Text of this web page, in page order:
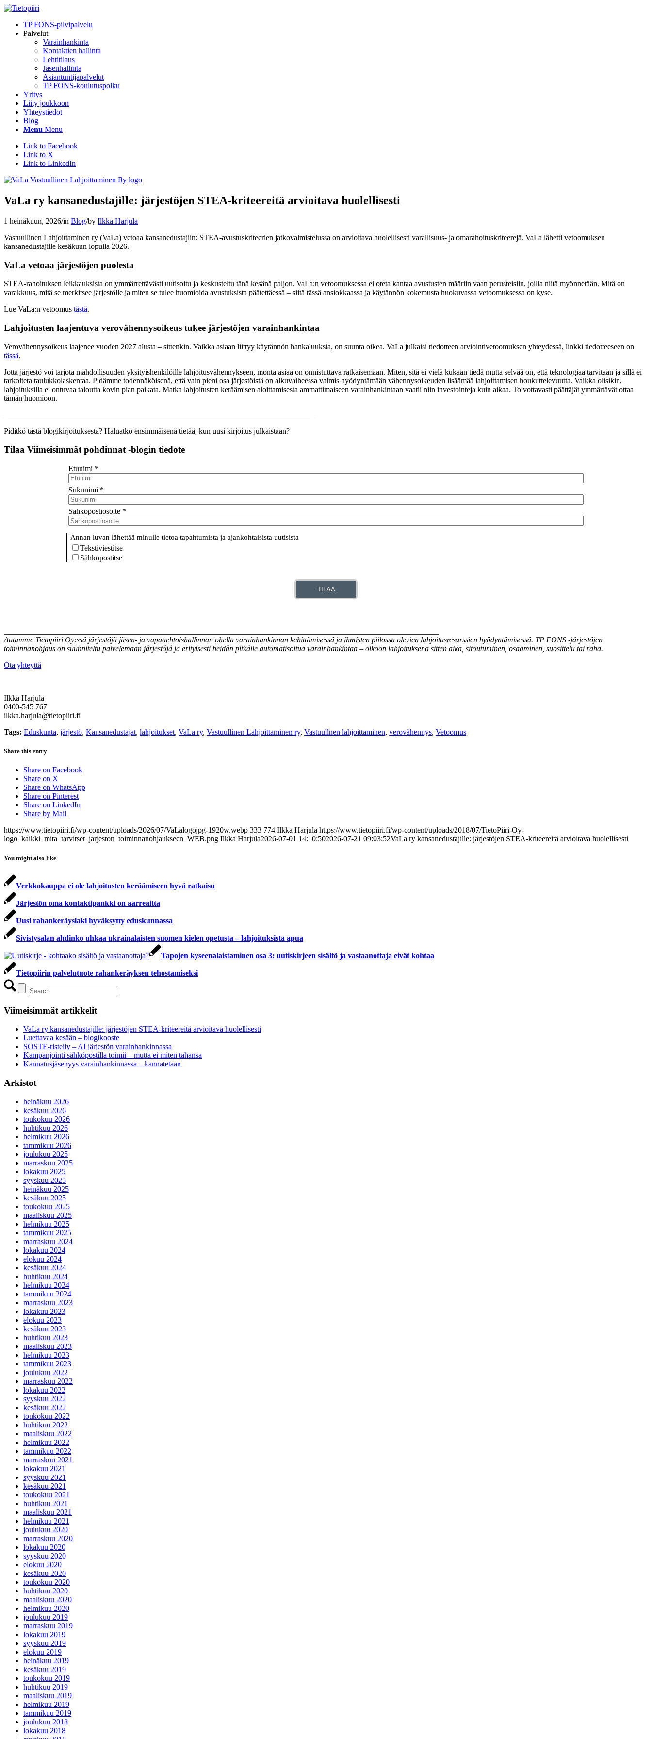
TP FONS-pilvipalvelu
Palvelut
Varainhankinta
Kontaktien hallinta
Lehtitilaus
Jäsenhallinta
Asiantuntijapalvelut
TP FONS-koulutuspolku
Yritys
Liity joukkoon
Yhteystiedot
Blog
Menu Menu
Link to Facebook
Link to X
Link to LinkedIn
VaLa ry kansanedustajille: järjestöjen STEA-kriteereitä arvioitava huolellisesti
1 heinäkuun, 2026/in Blog/by Ilkka Harjula
Vastuullinen Lahjoittaminen ry (VaLa) vetoaa kansanedustajiin: STEA-avustuskriteerien jatkovalmistelussa on arvioitava huolellisesti varallisuus- ja omarahoituskriteerejä. VaLa lähetti vetoomuksen
kansanedustajille kesäkuun lopulla 2026.
VaLa vetoaa järjestöjen puolesta
STEA-rahoituksen leikkauksista on ymmärrettävästi uutisoitu ja keskusteltu tänä kesänä paljon. VaLa:n vetoomuksessa ei oteta kantaa avustusten määriin vaan perusteisiin, joilla niitä myönnetään. Mitä on
varakkuus, mitä se merkitsee järjestölle ja miten se tulee huomioida avustuksista päätettäessä – siitä tässä ansiokkaassa ja käytännön kokemusta huokuvassa vetoomuksessa on kyse.
Lue VaLa:n vetoomus tästä.
Lahjoitusten laajentuva verovähennysoikeus tukee järjestöjen varainhankintaa
Verovähennysoikeus laajenee vuoden 2027 alusta – sittenkin. Vaikka asiaan liittyy käytännön hankaluuksia, on suunta oikea. VaLa julkaisi tiedotteen arviointivetoomuksen yhteydessä, linkki tiedotteeseen on
tässä.
Jotta järjestö voi tarjota mahdollisuuden yksityishenkilöille lahjoitusvähennykseen, monta asiaa on onnistuttava ratkaisemaan. Miten, sitä ei vielä kukaan tiedä mutta selvää on, että teknologiaa tarvitaan ja sillä ei
tarkoiteta taulukkolaskentaa. Pidämme todennäköisenä, että vain pieni osa järjestöistä on alkuvaiheessa valmis hyödyntämään vähennysoikeuden lisäämää lahjoittamisen houkuttelevuutta. Vaikka olisikin,
lahjoituksilla ei ontuvaa taloutta kovin pian paikata. Matka lahjoitusten keräämisen aloittamisesta ammattimaiseen varainhankintaan vaatii niin investointeja kuin aikaa. Toivottavasti päättäjät ymmärtävät ottaa
tämän huomioon.
Piditkö tästä blogikirjoituksesta? Haluatko ensimmäisenä tietää, kun uusi kirjoitus julkaistaan?
Tilaa Viimeisimmät pohdinnat -blogin tiedote
Etunimi *
Sukunimi *
Sähköpostiosoite*
Annan luvan lähettää minulle tietoa tapahtumista ja ajankohtaisista uutisista
Tekstiviestitse
Sähköpostitse
TILAA
Autamme Tietopiiri Oy:ssä järjestöjä jäsen- ja vapaaehtoishallinnan ohella varainhankinnan kehittämisessä ja ihmisten piilossa olevien lahjoitusresurssien hyödyntämisessä. TP FONS -järjestöjen
toiminnanohjaus on suunniteltu palvelemaan järjestöjä ja erityisesti heidän pitkälle automatisoitua varainhankintaa – olkoon lahjoituksena sitten aika, sitoutuminen, osaaminen, suosittelu tai raha.
Ota yhteyttä
Ilkka Harjula
0400-545 767
ilkka.harjula@tietopiiri.fi
Tags: Eduskunta, järjestö, Kansanedustajat, lahjoitukset, VaLa ry, Vastuullinen Lahjoittaminen ry, Vastuullnen lahjoittaminen, verovähennys, Vetoomus
Share this entry
Share on Facebook
Share on X
Share on WhatsApp
Share on Pinterest
Share on LinkedIn
Share by Mail
https://www.tietopiiri.fi/wp-content/uploads/2026/07/VaLalogojpg-1920w.webp 333 774 Ilkka Harjula https://www.tietopiiri.fi/wp-content/uploads/2018/07/TietoPiiri-Oy-
logo_kaikki_mita_tarvitset_jarjeston_toiminnanohjaukseen_WEB.png Ilkka Harjula2026-07-01 14:10:502026-07-21 09:03:52VaLa ry kansanedustajille: järjestöjen STEA-kriteereitä arvioitava huolellisesti
You might also like
Verkkokauppa ei ole lahjoitusten keräämiseen hyvä ratkaisu
Järjestön oma kontaktipankki on aarreaitta
Uusi rahankeräyslaki hyväksytty eduskunnassa
Sivistysalan ahdinko uhkaa ukrainalaisten suomen kielen opetusta – lahjoituksista apua
Tapojen kyseenalaistaminen osa 3: uutiskirjeen sisältö ja vastaanottaja eivät kohtaa
Tietopiirin palvelutuote rahankeräyksen tehostamiseksi
Viimeisimmät artikkelit
VaLa ry kansanedustajille: järjestöjen STEA-kriteereitä arvioitava huolellisesti
Luettavaa kesään – blogikooste
SOSTE-risteily – AI järjestön varainhankinnassa
Kampanjointi sähköpostilla toimii – mutta ei miten tahansa
Kannatusjäsenyys varainhankinnassa – kannatetaan
Arkistot
heinäkuu 2026
kesäkuu 2026
toukokuu 2026
huhtikuu 2026
helmikuu 2026
tammikuu 2026
joulukuu 2025
marraskuu 2025
lokakuu 2025
syyskuu 2025
heinäkuu 2025
kesäkuu 2025
toukokuu 2025
maaliskuu 2025
helmikuu 2025
tammikuu 2025
marraskuu 2024
lokakuu 2024
elokuu 2024
kesäkuu 2024
huhtikuu 2024
helmikuu 2024
tammikuu 2024
marraskuu 2023
lokakuu 2023
elokuu 2023
kesäkuu 2023
huhtikuu 2023
maaliskuu 2023
helmikuu 2023
tammikuu 2023
joulukuu 2022
marraskuu 2022
lokakuu 2022
syyskuu 2022
kesäkuu 2022
toukokuu 2022
huhtikuu 2022
maaliskuu 2022
helmikuu 2022
tammikuu 2022
marraskuu 2021
lokakuu 2021
syyskuu 2021
kesäkuu 2021
toukokuu 2021
huhtikuu 2021
maaliskuu 2021
helmikuu 2021
joulukuu 2020
marraskuu 2020
lokakuu 2020
syyskuu 2020
elokuu 2020
kesäkuu 2020
toukokuu 2020
huhtikuu 2020
maaliskuu 2020
helmikuu 2020
joulukuu 2019
marraskuu 2019
lokakuu 2019
syyskuu 2019
elokuu 2019
heinäkuu 2019
kesäkuu 2019
toukokuu 2019
huhtikuu 2019
maaliskuu 2019
helmikuu 2019
tammikuu 2019
joulukuu 2018
lokakuu 2018